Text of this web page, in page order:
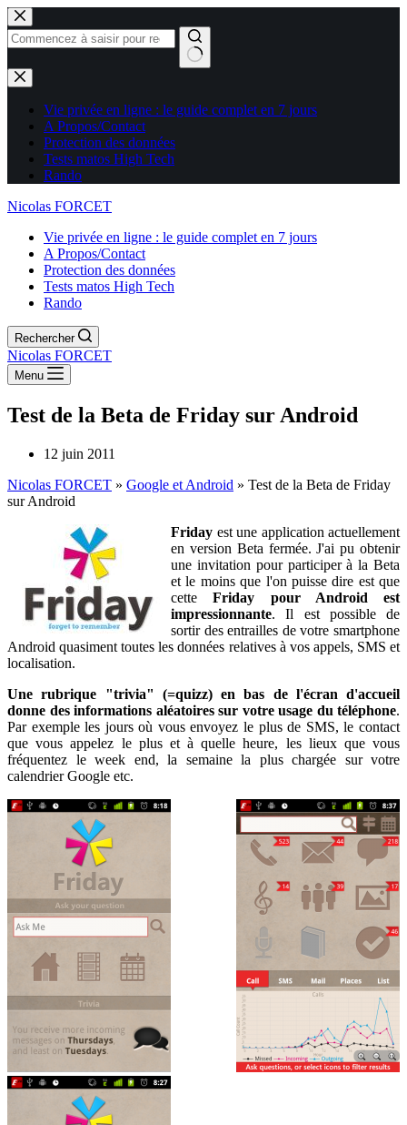
Aucun
résultat
Vie privée en ligne : le guide complet en 7 jours
A Propos/Contact
Protection des données
Tests matos High Tech
Rando
Nicolas FORCET
Vie privée en ligne : le guide complet en 7 jours
A Propos/Contact
Protection des données
Tests matos High Tech
Rando
Rechercher
Nicolas FORCET
Menu
Test de la Beta de Friday sur Android
12 juin 2011
Nicolas FORCET » Google et Android » Test de la Beta de Friday
sur Android
Friday est une application actuellement
en version Beta fermée. J'ai pu obtenir
une invitation pour participer à la Beta
et le moins que l'on puisse dire est que
cetteFriday pour Android est
impressionnante. Il est possible de
sortir des entrailles de votre smartphone
Android quasiment toutes les données relatives à vos appels, SMS et
localisation.
Une rubrique "trivia" (=quizz) en bas de l'écran d'accueil
donne des informations aléatoires sur votre usage du téléphone.
Par exemple les jours où vous envoyez le plus de SMS, le contact
que vous appelez le plus et à quelle heure, les lieux que vous
fréquentez le week end, la semaine la plus chargée sur votre
calendrier Google etc.